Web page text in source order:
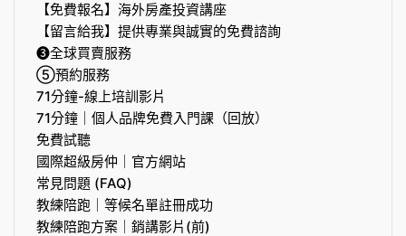
【免費報名】海外房產投資講座
【留言給我】提供專業與誠實的免費諮詢
❸全球買賣服務
⑤預約服務
71分鐘-線上培訓影片
71分鐘｜個人品牌免費入門課（回放）
免費試聽
國際超級房仲｜官方網站
常見問題 (FAQ)
教練陪跑｜等候名單註冊成功
教練陪跑方案｜銷講影片(前)